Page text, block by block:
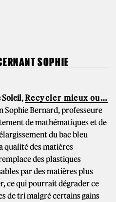
SOPHIE
Soleil,Recycler mieux ou…
Sophie Bernard, professeure
de mathématiques et de
du bac bleu
qualité des matières
des plastiques
par des matières plus
ce qui pourrait dégrader ce
de tri malgré certains gains